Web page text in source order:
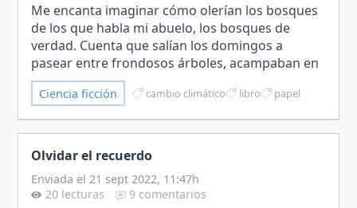
Me encanta imaginar cómo olerían los bosques
de los que habla mi abuelo, los bosques de
verdad. Cuenta que salían los domingos a
pasear entre frondosos árboles, acampaban en
verano en estructuras de tela protegidos del sol
por las ramas de pi…
Ciencia ficción cambio climático libro papel
Olvidar el recuerdo
Enviada el 21 sept 2022, 11:47h
20 lecturas
9 comentarios